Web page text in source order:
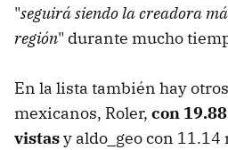
"seguirá siendo la creadora
región" durante mucho
En la lista también hay
mexicanos, Roler, con
vistasy aldo_geo con